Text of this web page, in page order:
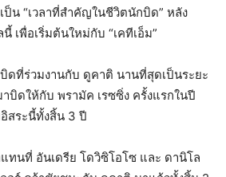
ป็น “เวลาที่สำคัญในชีวิตนักบิด” หลัง
เพื่อเริ่มต้นใหม่กับ “เคทีเอ็ม”
ดที่ร่วมงานกับ ดูคาติ นานที่สุดเป็นระยะ
บิดให้กับ พรามัค เรซซิ่ง ครั้งแรกในปี
สระนี้ทั้งสิ้น 3 ปี
ทนที่ อันเดรีย โดวิซิโอโซ และ ดานิโล